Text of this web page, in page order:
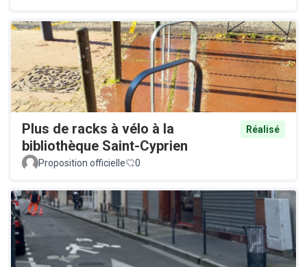
Plus de racks à vélo à la
bibliothèque Saint-Cyprien
Réalisé
Proposition officielle 0